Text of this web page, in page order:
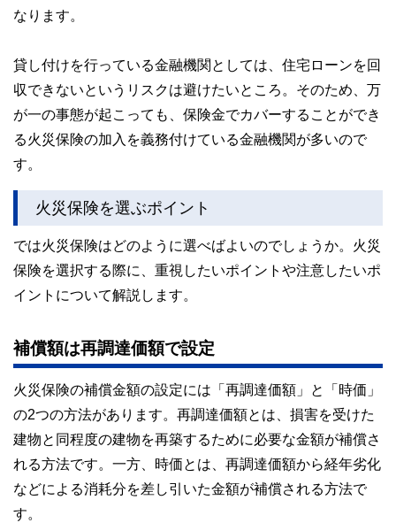
なります。
貸し付けを行っている金融機関としては、住宅ローンを回
収できないというリスクは避けたいところ。そのため、万
が一の事態が起こっても、保険金でカバーすることができ
る火災保険の加入を義務付けている金融機関が多いので
す。
火災保険を選ぶポイント
では火災保険はどのように選べばよいのでしょうか。火災
保険を選択する際に、重視したいポイントや注意したいポ
イントについて解説します。
補償額は再調達価額で設定
火災保険の補償金額の設定には「再調達価額」と「時価」
の2つの方法があります。再調達価額とは、損害を受けた
建物と同程度の建物を再築するために必要な金額が補償さ
れる方法です。一方、時価とは、再調達価額から経年劣化
などによる消耗分を差し引いた金額が補償される方法で
す。